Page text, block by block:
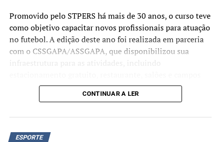
Canoas encerram no sábado; veja como participar
NÃO SE ESQUEÇA
Finais do Circuito Verão Sesc de Esportes acontecem nos
dias 2 e 3 de março em Torres
Promovido pelo STPERS há mais de 30 anos, o curso teve
como objetivo capacitar novos profissionais para atuação
no futebol. A edição deste ano foi realizada em parceria
com o CSSGAPA/ASSGAPA, que disponibilizou sua
infraestrutura para as atividades, incluindo
utilizados nas aulas teóricas e práticas.
certificação de treinadores profissionais de futebol. Entre
os formandos, duas mulheres concluíram o curso,
CONTINUAR A LER
ESPORTE